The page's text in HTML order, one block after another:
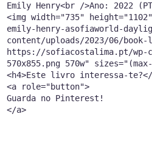
Emily Henry<br />Ano: 2022
<img width="735"
emily-henry-asofiaworld-
content/uploads/2023/06/
https://sofiacostalima.pt/wp-
570x855.png 570w"
<h4>Este livro interessa-te?</
<a role="button">
Guarda no Pinterest!